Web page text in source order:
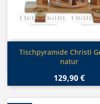
Vorschau
Tischpyramide Christi
natur
129,90 €